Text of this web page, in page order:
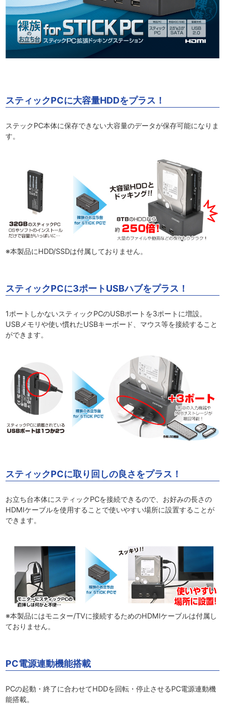
スティックPCに大容量HDDをプラス！
ステックPC本体に保存できない大容量のデータが保存可能になりま
す。
※本製品にHDD/SSDは付属しておりません。
スティックPCに3ポートUSBハブをプラス！
1ポートしかないスティックPCのUSBポートを3ポートに増設。
USBメモリや使い慣れたUSBキーボード、マウス等を接続すること
ができます。
スティックPCに取り回しの良さをプラス！
お立ち台本体にスティックPCを接続できるので、お好みの長さの
HDMIケーブルを使用することで使いやすい場所に設置することが
できます。
※本製品にはモニター/TVに接続するためのHDMIケーブルは付属し
ておりません。
PC電源連動機能搭載
PCの起動・終了に合わせてHDDを回転・停止させるPC電源連動機
能搭載。